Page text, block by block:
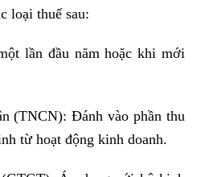
loại thuế sau:
lần đầu năm hoặc khi mới
(TNCN): Đánh vào phần thu
từ hoạt động kinh doanh.